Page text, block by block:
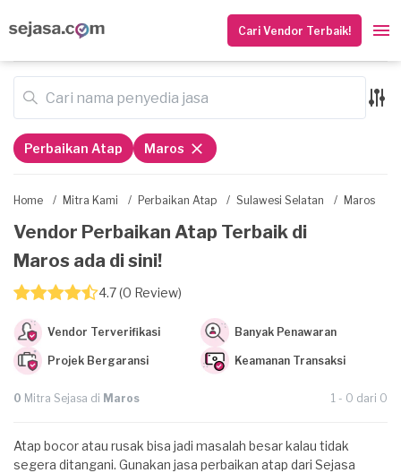
Cari Vendor Terbaik!
Home / Mitra Kami / Perbaikan Atap / Sulawesi Selatan / Maros
Vendor Perbaikan Atap Terbaik di
Maros ada di sini!
4.7 (0 Review)
Vendor Terverifikasi Banyak Penawaran
Projek Bergaransi Keamanan Transaksi
0 Mitra Sejasa di Maros 1 - 0 dari 0
Perbaikan Atap Maros
Atap bocor atau rusak bisa jadi masalah besar kalau tidak
segera ditangani. Gunakan jasa perbaikan atap dari Sejasa